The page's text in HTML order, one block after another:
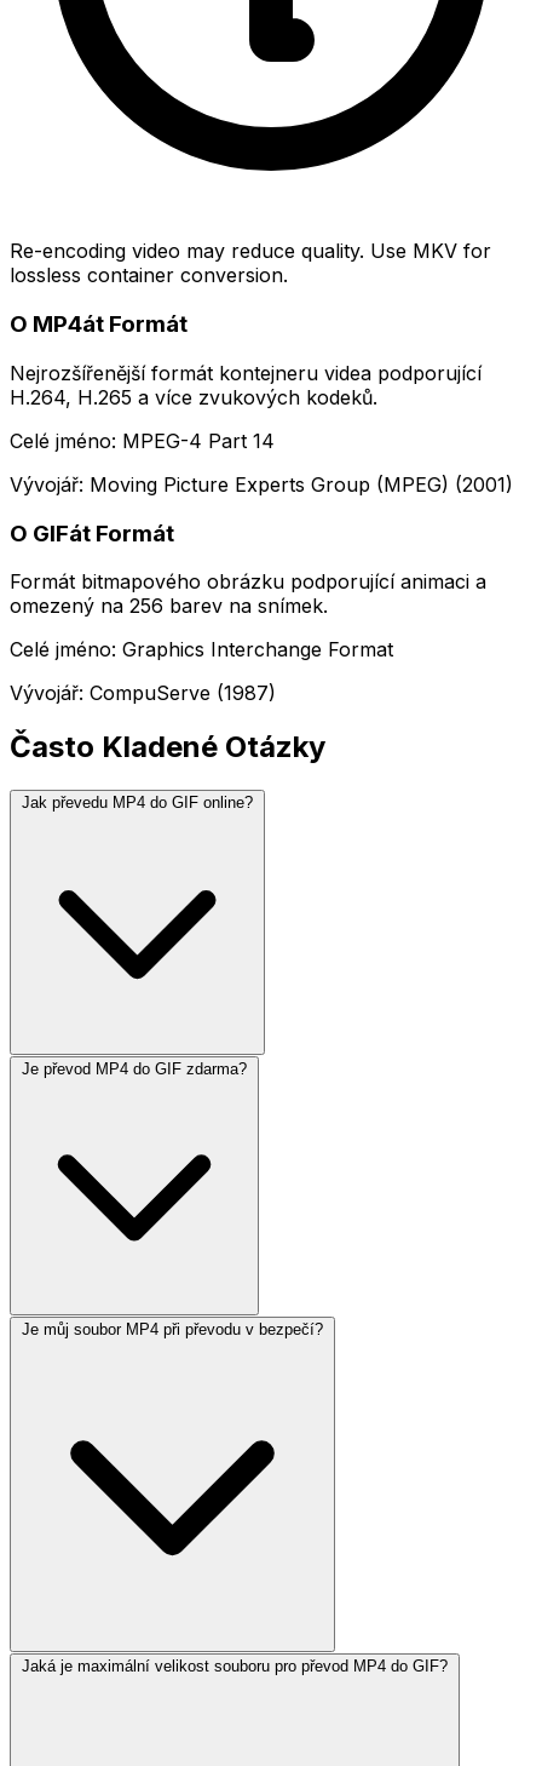
Re-encoding video may reduce quality. Use MKV for
lossless container conversion.
O MP4át Formát
Nejrozšířenější formát kontejneru videa podporující
H.264, H.265 a více zvukových kodeků.
Celé jméno: MPEG-4 Part 14
Vývojář: Moving Picture Experts Group (MPEG) (2001)
O GIFát Formát
Formát bitmapového obrázku podporující animaci a
omezený na 256 barev na snímek.
Celé jméno: Graphics Interchange Format
Vývojář: CompuServe (1987)
Často Kladené Otázky
Jak převedu MP4 do GIF online?
Je převod MP4 do GIF zdarma?
Je můj soubor MP4 při převodu v bezpečí?
Jaká je maximální velikost souboru pro převod MP4 do GIF?